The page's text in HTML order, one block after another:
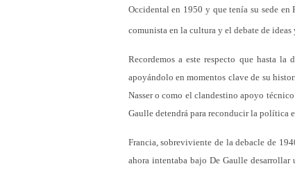
Occidental en 1950 y que tenía su sede
comunista en la cultura y el debate de
Recordemos a este respecto que hasta
apoyándolo en momentos clave de su
Nasser o como el clandestino apoyo
Gaulle detendrá para reconducir la política
Francia, sobreviviente de la debacle de
ahora intentaba bajo De Gaulle